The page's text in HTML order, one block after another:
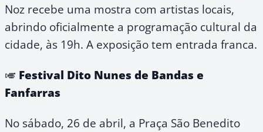
Noz recebe uma mostra com artistas locais,
abrindo oficialmente a programação cultural da
cidade, às 19h. A exposição tem entrada franca.
🎺 Festival Dito Nunes de Bandas e
Fanfarras
No sábado, 26 de abril, a Praça São Benedito